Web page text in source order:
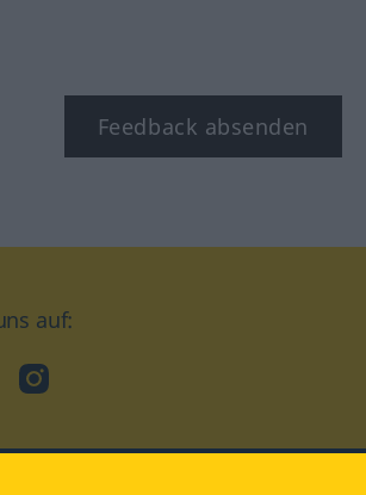
Feedback absenden
auf:
Instagram